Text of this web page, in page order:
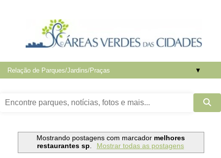
▼
Mostrando postagens com marcador melhores
restaurantes sp. Mostrar todas as postagens